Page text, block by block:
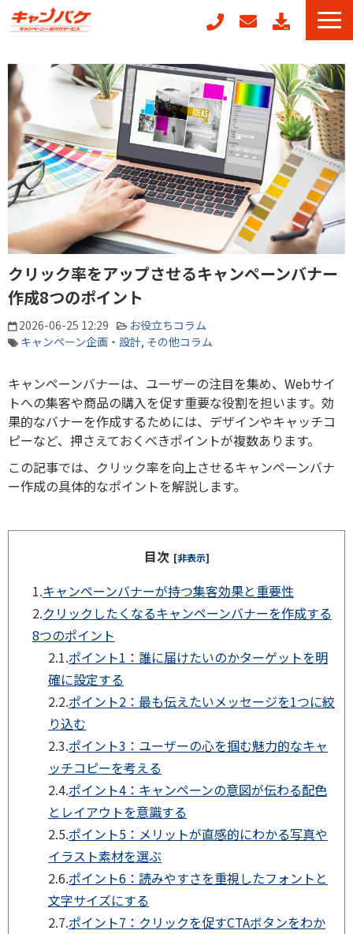
キャンフォーム
キャンガチャ
周年記念キャンペーンパッケージ
POSレジ連動キャンペーン
キャンペーン事例
お役立ちコラム
クリック率をアップさせるキャンペーンバナー
作成8つのポイント
2026-06-25 12:29
お役立ちコラム
キャンペーン企画・設計 その他コラム
キャンペーンバナーは、ユーザーの注目を集め、Webサイ
トへの集客や商品の購入を促す重要な役割を担います。効
果的なバナーを作成するためには、デザインやキャッチコ
ピーなど、押さえておくべきポイントが複数あります。
この記事では、クリック率を向上させるキャンペーンバナ
ー作成の具体的なポイントを解説します。
目次 [非表示]
1.キャンペーンバナーが持つ集客効果と重要性
2.クリックしたくなるキャンペーンバナーを作成する
8つのポイント
2.1.ポイント1：誰に届けたいのかターゲットを明
確に設定する
2.2.ポイント2：最も伝えたいメッセージを1つに絞
り込む
2.3.ポイント3：ユーザーの心を掴む魅力的なキャ
ッチコピーを考える
2.4.ポイント4：キャンペーンの意図が伝わる配色
とレイアウトを意識する
2.5.ポイント5：メリットが直感的にわかる写真や
イラスト素材を選ぶ
2.6.ポイント6：読みやすさを重視したフォントと
文字サイズにする
2.7.ポイント7：クリックを促すCTAボタンをわか